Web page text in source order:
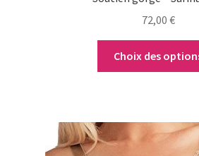
72,00 €
Choix des
Ce
produit